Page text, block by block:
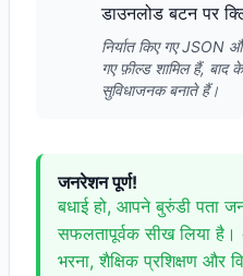
डाउनलोड बटन पर
निर्यात किए गए JSON
गए फ़ील्ड शामिल हैं,
सुविधाजनक बनाते हैं।
जनरेशन पूर्ण!
बधाई हो, आपने बुरुंडी पता
सफलतापूर्वक सीख लिया है।
भरना, शैक्षिक प्रशिक्षण और